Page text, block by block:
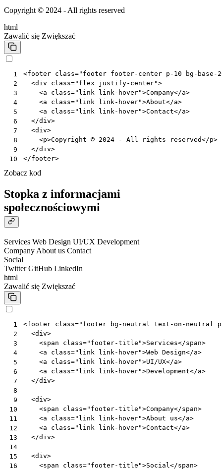
Copyright © 2024 - All rights reserved
html
Zawalić się Zwiększać
1
2
3
4
5
6
7
8
9
10
<footer class="footer footer-center p-10 bg-base-
<div class="flex justify-center">
<a class="link link-hover">Company</a>
<a class="link link-hover">About</a>
<a class="link link-hover">Contact</a>
</div>
<div>
<p>Copyright © 2024 - All rights reserved</p>
</div>
</footer>
Zobacz kod
Stopka z informacjami
społecznościowymi
Services Web Design UI/UX Development
Company About us Contact
Social
Twitter GitHub LinkedIn
html
Zawalić się Zwiększać
1
2
3
4
5
6
7
8
9
10
11
12
13
14
15
16
<footer class="footer bg-neutral text-on-neutral
<div>
<span class="footer-title">Services</span>
<a class="link link-hover">Web Design</a>
<a class="link link-hover">UI/UX</a>
<a class="link link-hover">Development</a>
</div>
<div>
<span class="footer-title">Company</span>
<a class="link link-hover">About us</a>
<a class="link link-hover">Contact</a>
</div>
<div>
<span class="footer-title">Social</span>